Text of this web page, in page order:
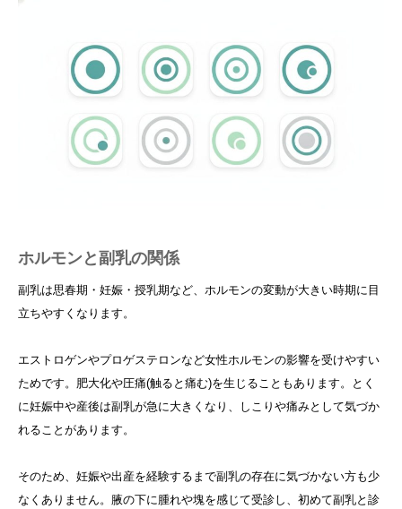
ホルモンと副乳の関係
副乳は思春期・妊娠・授乳期など、ホルモンの変動が大きい時期に目
立ちやすくなります。
エストロゲンやプロゲステロンなど女性ホルモンの影響を受けやすい
ためです。肥大化や圧痛(触ると痛む)を生じることもあります。とく
に妊娠中や産後は副乳が急に大きくなり、しこりや痛みとして気づか
れることがあります。
そのため、妊娠や出産を経験するまで副乳の存在に気づかない方も少
なくありません。腋の下に腫れや塊を感じて受診し、初めて副乳と診